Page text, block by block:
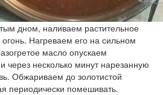
дном, наливаем растительное
Нагреваем его на сильном
масло опускаем
через несколько минут нарезанную
Обжариваем до золотистой
периодически помешивать.